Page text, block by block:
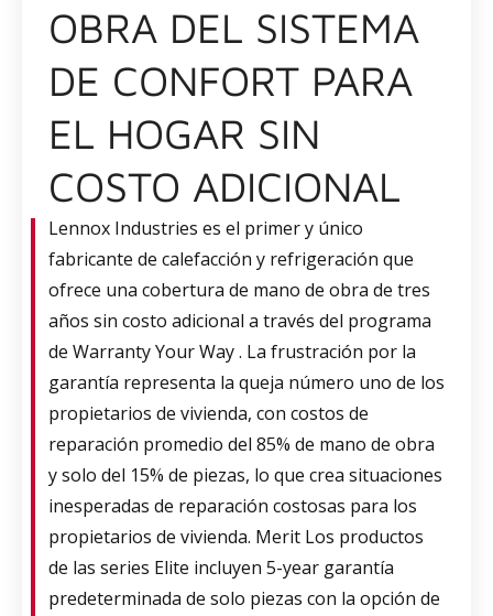
OBRA DEL SISTEMA
DE CONFORT PARA
EL HOGAR SIN
COSTO ADICIONAL
Lennox Industries es el primer y único
fabricante de calefacción y refrigeración que
ofrece una cobertura de mano de obra de tres
años sin costo adicional a través del programa
de Warranty Your Way . La frustración por la
garantía representa la queja número uno de los
propietarios de vivienda, con costos de
reparación promedio del 85% de mano de obra
y solo del 15% de piezas, lo que crea situaciones
inesperadas de reparación costosas para los
propietarios de vivienda. Merit Los productos
de las series Elite incluyen 5-year garantía
predeterminada de solo piezas con la opción de